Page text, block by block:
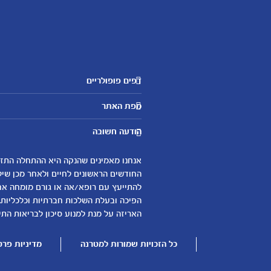
דפים פופולריים
מטרנה לשירותכם
היועצות שלנו
שאלות נפוצות
אודות
لموقع متيرنا باللغة العربية
מפת האתר
אבני דרך
לקראת הריון
0-6 חודשים
6-12 חודשים
12-24 חודשים
הודעה חשובה
החודשים הראשונים לחיים ולאחר מכן
להתייעץ עם רופא/אה או גורם מומחה
הפיכה ובעלת השלכות חברתיות
האריזה על מנת למנוע סיכון לבריאות
כל הזכויות שמורות למטרנה מדיניות